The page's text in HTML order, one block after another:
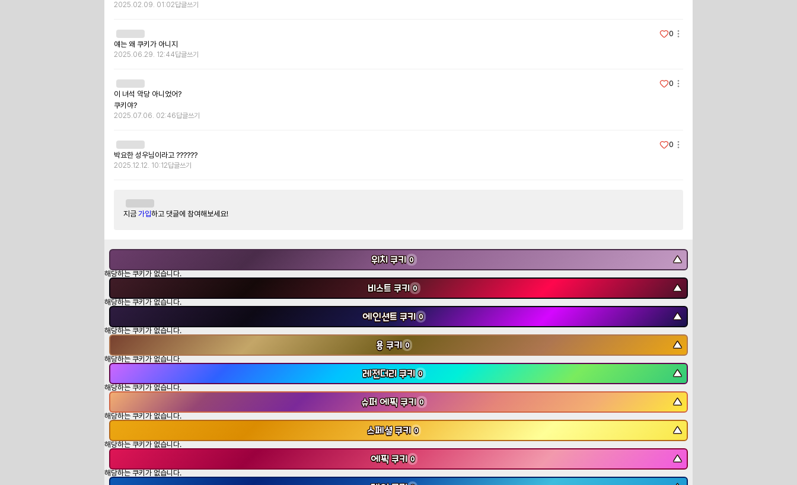
2025.02.09. 01:02답글쓰기
0
얘는 왜 쿠키가 아니지
2025.06.29. 12:44답글쓰기
0
이 녀석 악당 아니었어?
쿠키야?
2025.07.06. 02:46답글쓰기
0
박요한 성우님이라고 ??????
2025.12.12. 10:12답글쓰기
지금 가입하고 댓글에 참여해보세요!
위치 쿠키 0 ▼
해당하는 쿠키가 없습니다.
비스트 쿠키 0 ▼
해당하는 쿠키가 없습니다.
에인션트 쿠키 0 ▼
해당하는 쿠키가 없습니다.
용 쿠키 0 ▼
해당하는 쿠키가 없습니다.
레전더리 쿠키 0 ▼
해당하는 쿠키가 없습니다.
슈퍼 에픽 쿠키 0 ▼
해당하는 쿠키가 없습니다.
스페셜 쿠키 0 ▼
해당하는 쿠키가 없습니다.
에픽 쿠키 0 ▼
해당하는 쿠키가 없습니다.